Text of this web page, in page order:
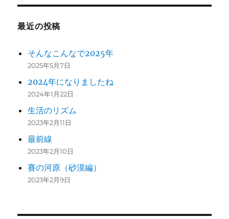
最近の投稿
そんなこんなで2025年
2025年5月7日
2024年になりましたね
2024年1月22日
生活のリズム
2023年2月11日
最前線
2023年2月10日
賽の河原（砂漠編）
2023年2月9日